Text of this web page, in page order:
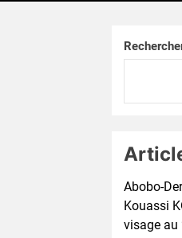
Abobo-
Kouassi
visage au